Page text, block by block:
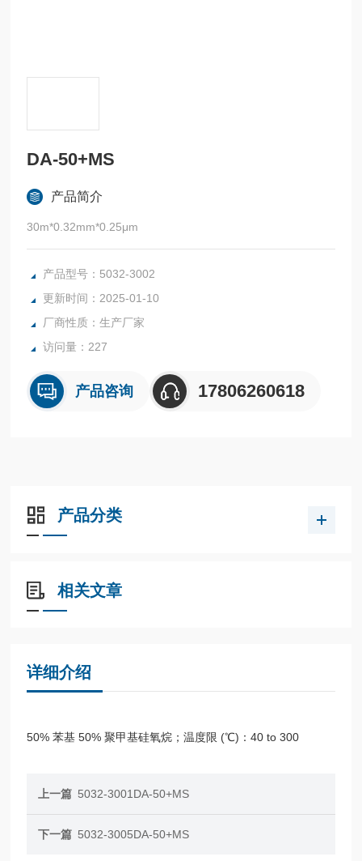
DA-50+MS
产品简介
30m*0.32mm*0.25μm
产品型号：5032-3002
更新时间：2025-01-10
厂商性质：生产厂家
访问量：227
产品咨询 17806260618
产品分类
相关文章
详细介绍
50% 苯基 50% 聚甲基硅氧烷；温度限 (℃)：40 to 300
上一篇 5032-3001DA-50+MS
下一篇 5032-3005DA-50+MS